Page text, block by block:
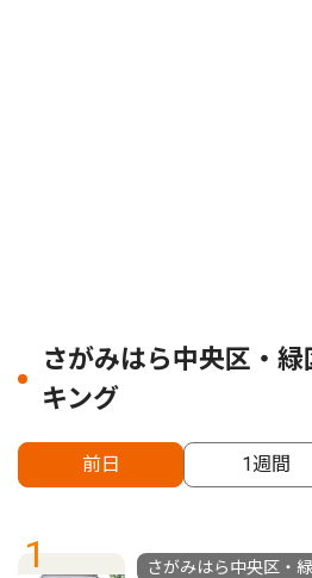
さがみはら中央区・
キング
前日 1週間
1
さがみはら中央区・